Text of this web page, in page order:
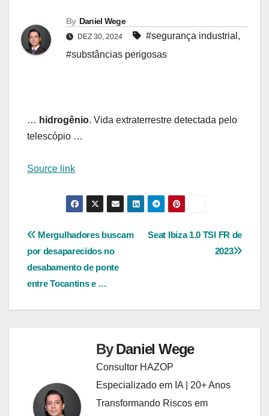
By Daniel Wege
DEZ 30, 2024 #segurança industrial ,
#substâncias perigosas
… hidrogênio. Vida extraterrestre detectada pelo
telescópio …
Source link
Navegação
de
Post
Seat Ibiza 1.0 TSI FR de
2023
Mergulhadores buscam
por desaparecidos no
desabamento de ponte
entre Tocantins e …
ByDaniel Wege
Consultor HAZOP
Especializado em IA | 20+ Anos
Transformando Riscos em